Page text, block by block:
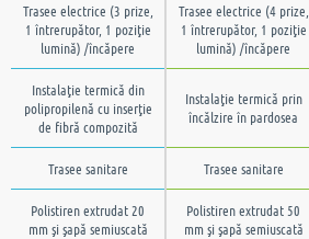
Trasee electrice (3 prize,
1 întrerupător, 1 poziţie
lumină) /încăpere
Trasee electrice (4 prize,
1 întrerupător, 1 poziţie
lumină) /încăpere
Instalaţie termică din
polipropilenă cu inserţie
de fibră compozită
Instalaţie termică prin
încălzire în pardosea
Trasee sanitare Trasee sanitare
Polistiren extrudat 20
mm şi şapă semiuscată
Polistiren extrudat 50
mm şi şapă semiuscată